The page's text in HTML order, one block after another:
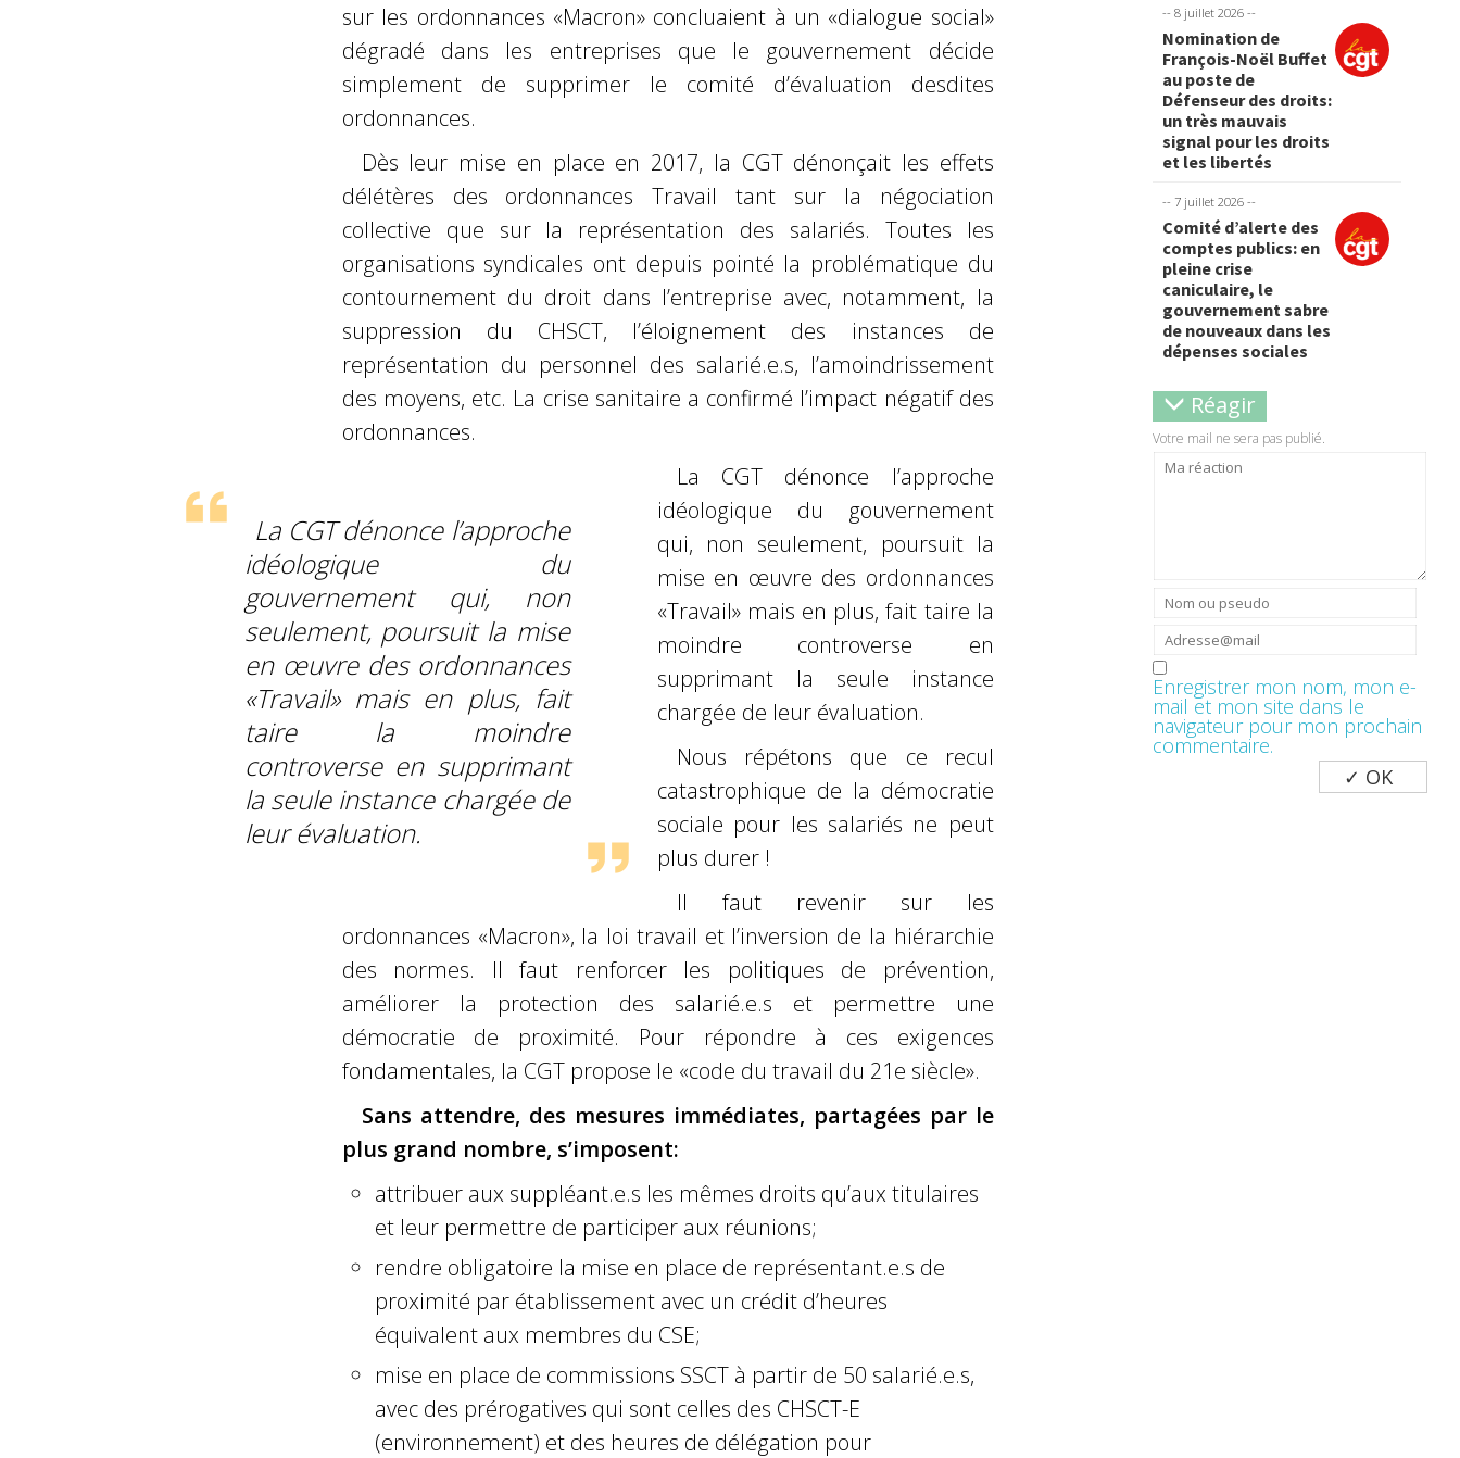
sur les ordonnances «Macron» concluaient à un «dialogue social»
dégradé dans les entreprises que le gouvernement décide
simplement de supprimer le comité d’évaluation desdites
ordonnances.
Dès leur mise en place en 2017, la CGT dénonçait les effets
délétères des ordonnances Travail tant sur la négociation
collective que sur la représentation des salariés. Toutes les
organisations syndicales ont depuis pointé la problématique du
contournement du droit dans l’entreprise avec, notamment, la
suppression du CHSCT, l’éloignement des instances de
représentation du personnel des salarié.e.s, l’amoindrissement
des moyens, etc. La crise sanitaire a confirmé l’impact négatif des
ordonnances.
La CGT dénonce l’approche
idéologique du
gouvernement qui, non
seulement, poursuit la mise
en œuvre des ordonnances
«Travail» mais en plus, fait
taire la moindre
controverse en supprimant
la seule instance chargée de
leur évaluation.
La CGT dénonce l’approche
idéologique du gouvernement
qui, non seulement, poursuit la
mise en œuvre des ordonnances
«Travail» mais en plus, fait taire la
moindre controverse en
supprimant la seule instance
chargée de leur évaluation.
Nous répétons que ce recul
catastrophique de la démocratie
sociale pour les salariés ne peut
plus durer !
Il faut revenir sur les
ordonnances «Macron», la loi travail et l’inversion de la hiérarchie
des normes. Il faut renforcer les politiques de prévention,
améliorer la protection des salarié.e.s et permettre une
démocratie de proximité. Pour répondre à ces exigences
fondamentales, la CGT propose le «code du travail du 21e siècle».
Sans attendre, des mesures immédiates, partagées par le
plus grand nombre, s’imposent:
attribuer aux suppléant.e.s les mêmes droits qu’aux titulaires
et leur permettre de participer aux réunions;
rendre obligatoire la mise en place de représentant.e.s de
proximité par établissement avec un crédit d’heures
équivalent aux membres du CSE;
mise en place de commissions SSCT à partir de 50 salarié.e.s,
avec des prérogatives qui sont celles des CHSCT-E
(environnement) et des heures de délégation pour
-- 8 juillet 2026 --
Nomination de
François-Noël Buffet
au poste de
Défenseur des droits:
un très mauvais
signal pour les droits
et les libertés
-- 7 juillet 2026 --
Comité d’alerte des
comptes publics: en
pleine crise
caniculaire, le
gouvernement sabre
de nouveaux dans les
dépenses sociales
Réagir
Votre mail ne sera pas publié.
Enregistrer mon nom, mon e-
mail et mon site dans le
navigateur pour mon prochain
commentaire.